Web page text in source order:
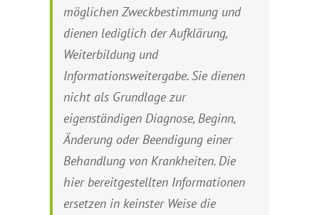
möglichen Zweckbestimmung und
dienen lediglich der Aufklärung,
Weiterbildung und
Informationsweitergabe. Sie dienen
nicht als Grundlage zur
eigenständigen Diagnose, Beginn,
Änderung oder Beendigung einer
Behandlung von Krankheiten. Die
hier bereitgestellten Informationen
ersetzen in keinster Weise die